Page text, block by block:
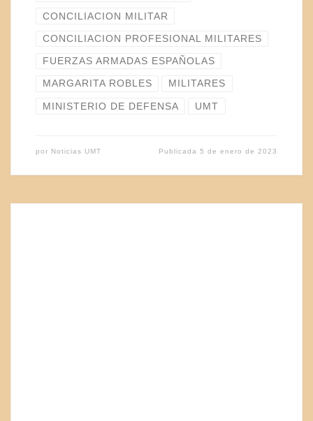
CONCILIACION MILITAR
CONCILIACION PROFESIONAL MILITARES
FUERZAS ARMADAS ESPAÑOLAS
MARGARITA ROBLES MILITARES
MINISTERIO DE DEFENSA UMT
por Noticias UMT Publicada5 de enero de 2023